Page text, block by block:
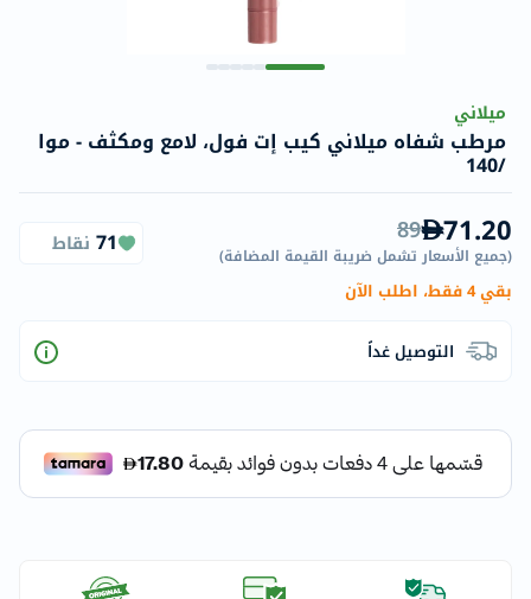
ميلاني
مرطب شفاه ميلاني كيب إت فول، لامع ومكثف - موا
/140
71.20
89
(جميع الأسعار تشمل ضريبة القيمة المضافة)
71 نقاط
بقي 4 فقط، اطلب الآن
التوصيل غداً